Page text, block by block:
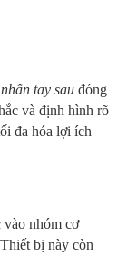
tay sau đóng
và định hình rõ
đa hóa lợi ích
vào nhóm cơ
bị này còn